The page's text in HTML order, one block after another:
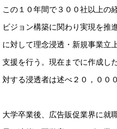
この１０年間で３００社以上の
ビジョン構築に関わり実現を推
に対して理念浸透・新規事業立
支援を行う。現在までに作成し
対する浸透者は述べ２０，００
大学卒業後、広告販促業界に就